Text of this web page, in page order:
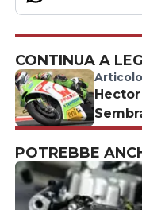
CONTINUA A
POTREBBE